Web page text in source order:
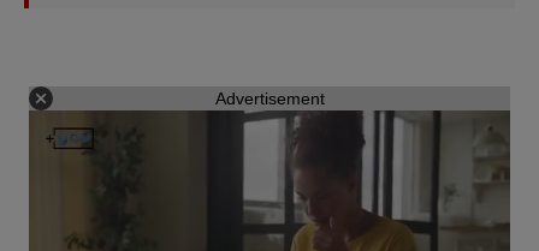
Advertisement